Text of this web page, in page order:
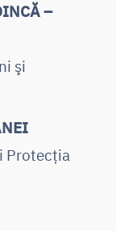
–
şi
Protecţia